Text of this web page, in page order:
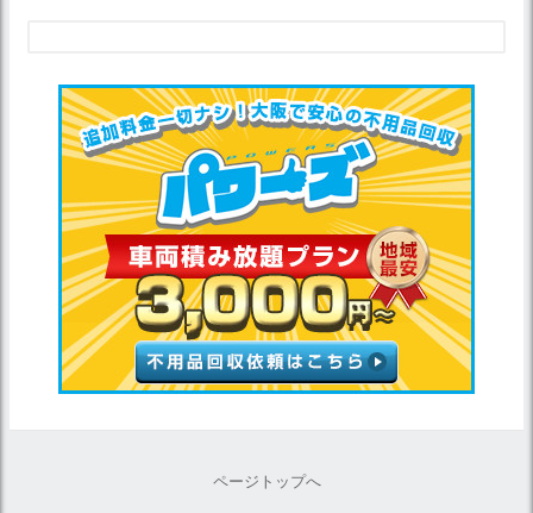
ページトップへ